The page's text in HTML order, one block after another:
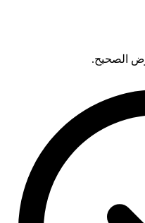
الصحيح.